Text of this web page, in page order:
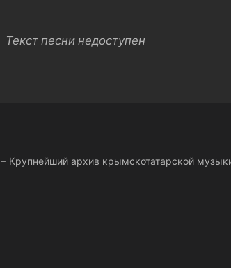
Текст песни недоступен
— Крупнейший архив крымскотатарской